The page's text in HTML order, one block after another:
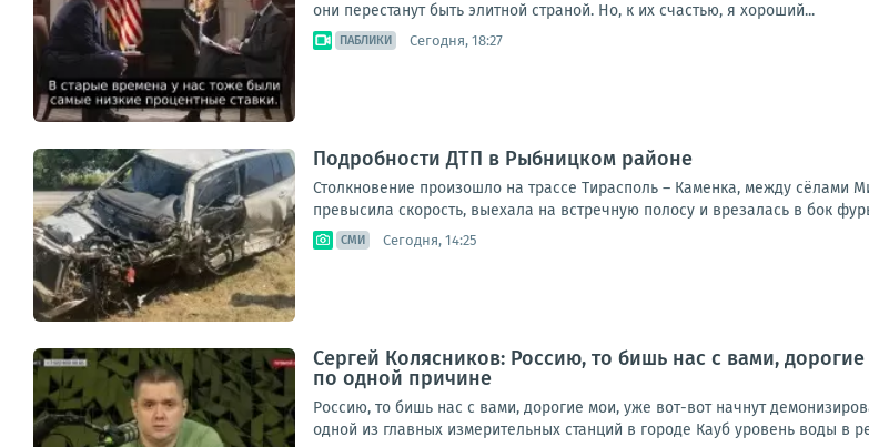
они перестанут быть элитной страной. Но, к их счастью, я хороший...
ПАБЛИКИ Сегодня, 18:27
Подробности ДТП в Рыбницком районе
Столкновение произошло на трассе Тирасполь – Каменка, между сёлами
превысила скорость, выехала на встречную полосу и врезалась в бок
СМИ Сегодня, 14:25
Сергей Колясников: Россию, то бишь нас с вами,
по одной причине
Россию, то бишь нас с вами, дорогие мои, уже вот-вот начнут
одной из главных измерительных станций в городе Кауб уровень воды в